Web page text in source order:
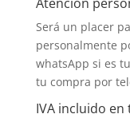
Será un placer
personalmente
whatsApp si es
tu compra por
IVA incluido